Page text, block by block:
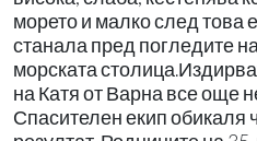
морето и малко след това
станала пред погледите
морската
на Катя от Варна все още
Спасителен екип обикаля